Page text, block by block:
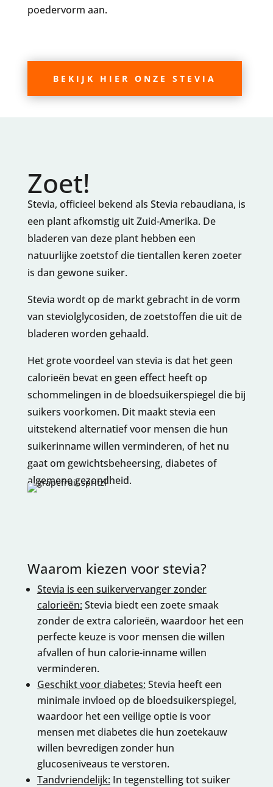
poedervorm aan.
BEKIJK HIER ONZE STEVIA
Zoet!
Stevia, officieel bekend als Stevia rebaudiana, is
een plant afkomstig uit Zuid-Amerika. De
bladeren van deze plant hebben een
natuurlijke zoetstof die tientallen keren zoeter
is dan gewone suiker.
Stevia wordt op de markt gebracht in de vorm
van steviolglycosiden, de zoetstoffen die uit de
bladeren worden gehaald.
Het grote voordeel van stevia is dat het geen
calorieën bevat en geen effect heeft op
schommelingen in de bloedsuikerspiegel die bij
suikers voorkomen. Dit maakt stevia een
uitstekend alternatief voor mensen die hun
suikerinname willen verminderen, of het nu
gaat om gewichtsbeheersing, diabetes of
algemene gezondheid.
Waarom kiezen voor stevia?
Stevia is een suikervervanger zonder
calorieën: Stevia biedt een zoete smaak
zonder de extra calorieën, waardoor het een
perfecte keuze is voor mensen die willen
afvallen of hun calorie-inname willen
verminderen.
Geschikt voor diabetes: Stevia heeft een
minimale invloed op de bloedsuikerspiegel,
waardoor het een veilige optie is voor
mensen met diabetes die hun zoetekauw
willen bevredigen zonder hun
glucoseniveaus te verstoren.
Tandvriendelijk: In tegenstelling tot suiker